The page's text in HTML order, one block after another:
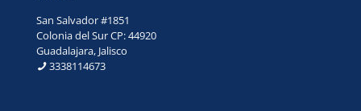
San Salvador #1851
Colonia del Sur CP: 44920
Guadalajara, Jalisco
3338114673